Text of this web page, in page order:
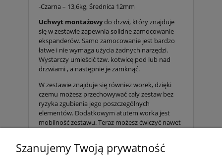
-Czarna – 13,6kg, Średnica 12mm
Uchwyt montażowydo drzwi, który znajduje
się w zestawie zapewnia solidne zamocowanie
ekspanderów. Samo zamocowanie jest bardzo
łatwe i nie wymaga użycia żadnych narzędzi.
Wystarczy umieścić tzw. kotwicę pod lub nad
drzwiami , a następnie je zamknąć.
W zestawie znajduje się również worek, dzięki
czemu możesz przechowywać cały zestaw bez
ryzyka zgubienia jego poszczególnych
elementów. Dodatkowym atutem worka jest
mobilność zestawu. Teraz możesz ćwiczyć nawet
W skład zestawu 11w1 wchodzi :
Szanujemy Twoją prywatność